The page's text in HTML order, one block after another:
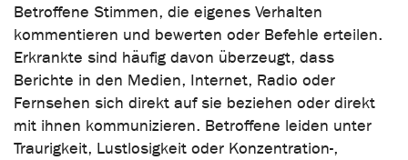
Betroffene Stimmen, die eigenes Verhalten
kommentieren und bewerten oder Befehle erteilen.
Erkrankte sind häufig davon überzeugt, dass
Berichte in den Medien, Internet, Radio oder
Fernsehen sich direkt auf sie beziehen oder direkt
mit ihnen kommunizieren. Betroffene leiden unter
Traurigkeit, Lustlosigkeit oder Konzentration-,